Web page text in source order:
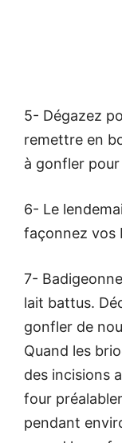
5- Dégazez
remettre en
à gonfler
6- Le
façonnez vos
7-
lait battus.
gonfler de
Quand les
des incisions
four
pendant